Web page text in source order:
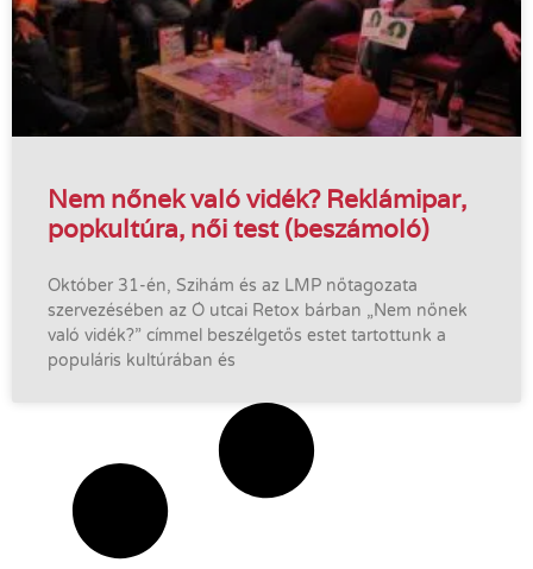
Nem nőnek való vidék? Reklámipar,
popkultúra, női test (beszámoló)
Október 31-én, Szihám és az LMP nőtagozata
szervezésében az Ó utcai Retox bárban „Nem nőnek
való vidék?” címmel beszélgetős estet tartottunk a
populáris kultúrában és